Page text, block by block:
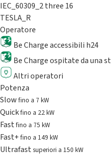
IEC_60309_2 three 16
TESLA_R
Operatore
Be Charge accessibili h24
Be Charge ospitate da una
Altri operatori
Potenza
Slowfino a 7 kW
Quickfino a 22 kW
Fastfino a 75 kW
Fast+fino a 149 kW
Ultrafast superiori a 150 kW